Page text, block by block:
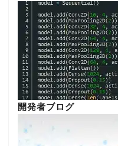
開発者ブログ